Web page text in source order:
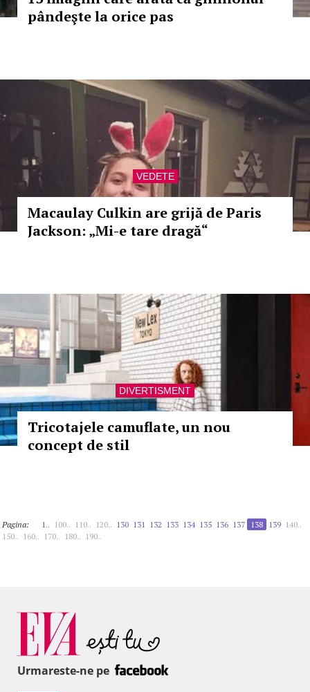
pândeşte la orice pas
VEDETE
Macaulay Culkin are grijă de Paris
Jackson: „Mi-e tare dragă“
DIVERTISMENT
Tricotajele camuflate, un nou
concept de stil
Pagina: 1.. 100.. 110.. 120.. 130 131 132 133 134 135 136 137 138 139 140..
150.. 160.. 170.. 180.. 190..
Urmareste-ne pe